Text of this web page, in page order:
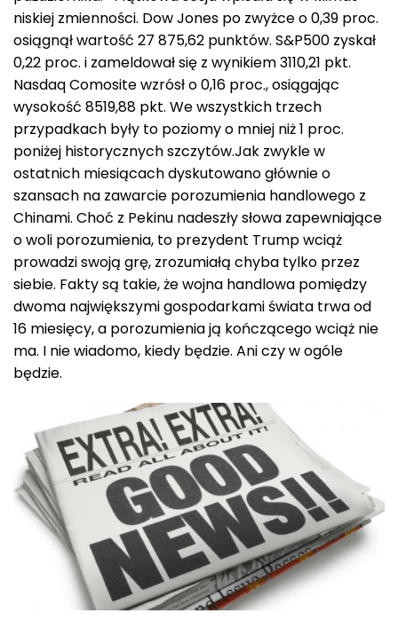
niskiej zmienności. Dow Jones po zwyżce o 0,39 proc.
osiągnął wartość 27 875,62 punktów. S&P500 zyskał
0,22 proc. i zameldował się z wynikiem 3110,21 pkt.
Nasdaq Comosite wzrósł o 0,16 proc., osiągając
wysokość 8519,88 pkt. We wszystkich trzech
przypadkach były to poziomy o mniej niż 1 proc.
poniżej historycznych szczytów.Jak zwykle w
ostatnich miesiącach dyskutowano głównie o
szansach na zawarcie porozumienia handlowego z
Chinami. Choć z Pekinu nadeszły słowa zapewniające
o woli porozumienia, to prezydent Trump wciąż
prowadzi swoją grę, zrozumiałą chyba tylko przez
siebie. Fakty są takie, że wojna handlowa pomiędzy
dwoma największymi gospodarkami świata trwa od
16 miesięcy, a porozumienia ją kończącego wciąż nie
ma. I nie wiadomo, kiedy będzie. Ani czy w ogóle
będzie.